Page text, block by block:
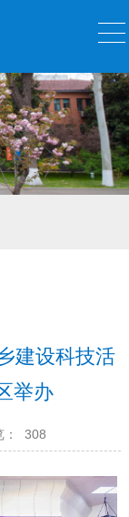
建设科技活
举办
308